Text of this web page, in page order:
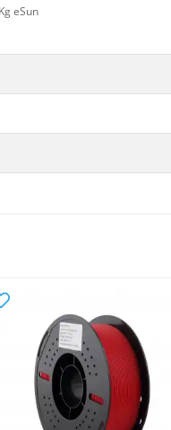
eSun